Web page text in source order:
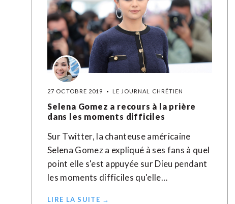
27 OCTOBRE 2019 LE JOURNAL CHRÉTIEN
Selena Gomez a recours à la prière
dans les moments difficiles
Sur Twitter, la chanteuse américaine
Selena Gomez a expliqué à ses fans à quel
point elle s'est appuyée sur Dieu pendant
les moments difficiles qu'elle…
LIRE LA SUITE →